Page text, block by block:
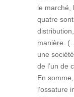
le marché,
quatre
manière.
une
de l’un de
En
l’ossature